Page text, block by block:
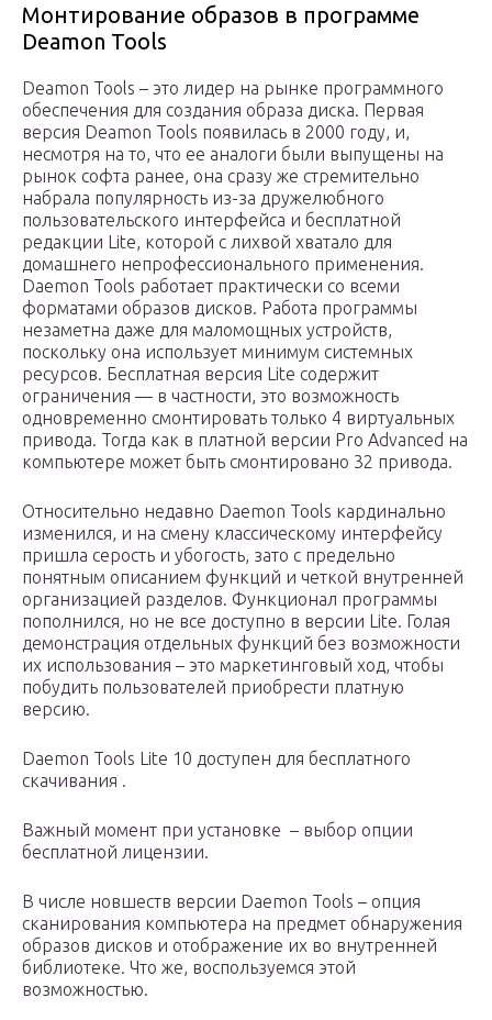
Монтирование образов в программе
Deamon Tools
Deamon Tools – это лидер на рынке программного
обеспечения для создания образа диска. Первая
версия Deamon Tools появилась в 2000 году, и,
несмотря на то, что ее аналоги были выпущены на
рынок софта ранее, она сразу же стремительно
набрала популярность из-за дружелюбного
пользовательского интерфейса и бесплатной
редакции Lite, которой с лихвой хватало для
домашнего непрофессионального применения.
Daemon Tools работает практически со всеми
форматами образов дисков. Работа программы
незаметна даже для маломощных устройств,
поскольку она использует минимум системных
ресурсов. Бесплатная версия Lite содержит
ограничения — в частности, это возможность
одновременно смонтировать только 4 виртуальных
привода. Тогда как в платной версии Pro Advanced на
компьютере может быть смонтировано 32 привода.
Относительно недавно Daemon Tools кардинально
изменился, и на смену классическому интерфейсу
пришла серость и убогость, зато с предельно
понятным описанием функций и четкой внутренней
организацией разделов. Функционал программы
пополнился, но не все доступно в версии Lite. Голая
демонстрация отдельных функций без возможности
их использования – это маркетинговый ход, чтобы
побудить пользователей приобрести платную
версию.
Daemon Tools Lite 10 доступен для бесплатного
скачивания .
Важный момент при установке – выбор опции
бесплатной лицензии.
В числе новшеств версии Daemon Tools – опция
сканирования компьютера на предмет обнаружения
образов дисков и отображение их во внутренней
библиотеке. Что же, воспользуемся этой
возможностью.